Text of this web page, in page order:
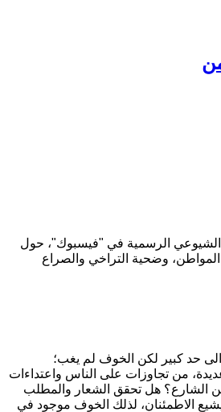
الشيوعي الرسمية في "فيسبوك"، حول
وضحية التراخي والصراع
الى حد كبير لكن الخوف لم يغب؛
من تجاوزات على الناس واعتداءات
الشارع؟ هل تحقق الشعار والمطلب
يشيع الاطمئنان، لذلك الخوف موجود في